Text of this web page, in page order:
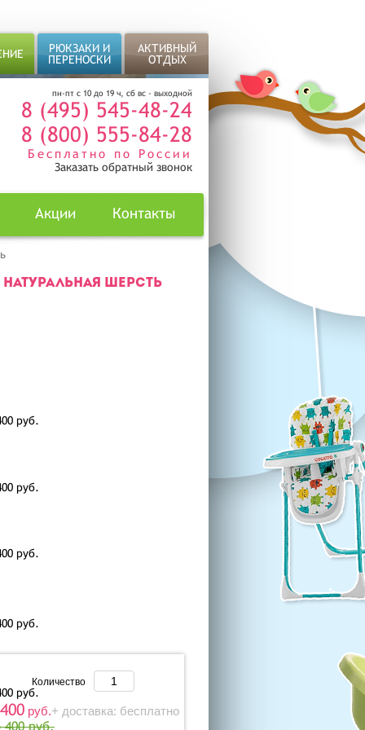
РЮКЗАКИ И
ПЕРЕНОСКИ
АКТИВНЫЙ
ОТДЫХ
пн-пт с 10 до 19 ч, сб вс - выходной
8 (495) 545-48-24
8 (800) 555-84-28
Бесплатно по России
Заказать обратный звонок
Акции Контакты
НАТУРАЛЬНАЯ ШЕРСТЬ
руб.
руб.
руб.
руб.
руб.
Количество
руб.+ доставка: бесплатно
400 руб.